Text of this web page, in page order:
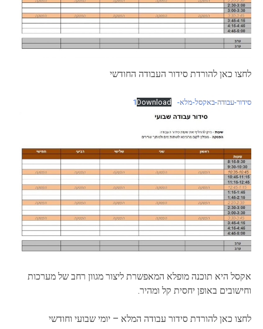
לחצו כאן להורדת סידור העבודה החודשי
סידור-עבודה-באקסל-מלא-1 Download
אקסל היא תוכנה מופלא המאפשרת ליצור מגוון רחב של מערכות
וחישובים באופן יחסית קל ומהיר.
לחצו כאן להורדת סידור עבודה המלא – יומי שבועי וחודשי